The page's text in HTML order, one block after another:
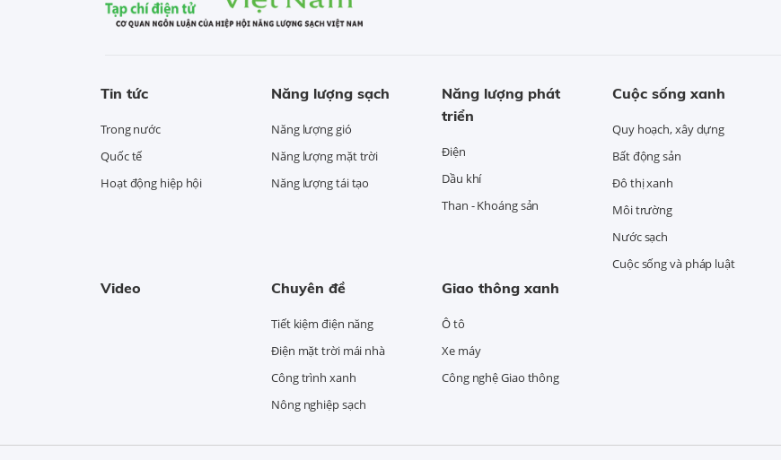
Tin tức
Trong nước
Quốc tế
Hoạt động hiệp hội
Năng lượng sạch
Năng lượng gió
Năng lượng mặt trời
Năng lượng tái tạo
Năng lượng phát
triển
Điện
Dầu khí
Than - Khoáng sản
Cuộc sống xanh
Quy hoạch, xây dựng
Bất động sản
Đô thị xanh
Môi trường
Nước sạch
Cuộc sống và pháp luật
Video Chuyên đề
Tiết kiệm điện năng
Điện mặt trời mái nhà
Công trình xanh
Nông nghiệp sạch
Giao thông xanh
Ô tô
Xe máy
Công nghệ Giao thông